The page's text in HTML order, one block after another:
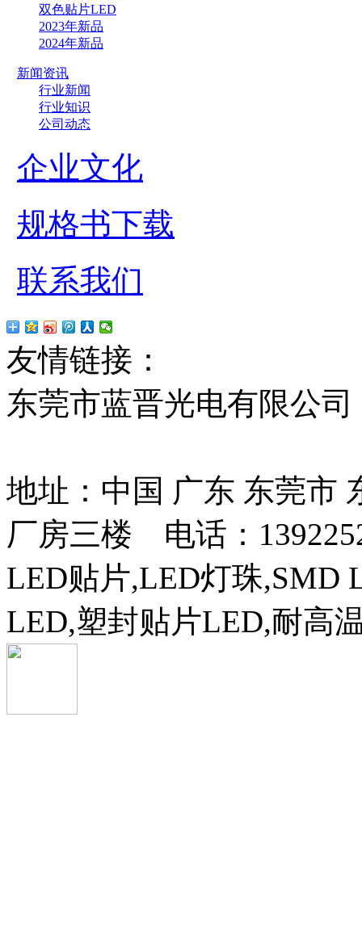
双色贴片LED
2023年新品
2024年新品
新闻资讯
行业新闻
行业知识
公司动态
企业文化
规格书下载
联系我们
友情链接：
东莞市蓝晋光电有限公
地址：中国 广东 东莞市
厂房三楼 电话：
LED贴片,LED灯珠,SMD
LED,塑封贴片LED,耐